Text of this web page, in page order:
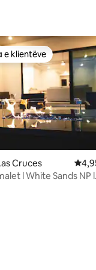
e zgjedhjeve të
e klientëve
Cruces
l White Sands NP l